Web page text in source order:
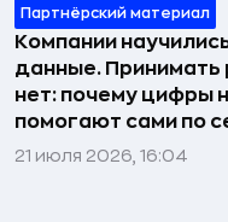
Партнёрский материал
Компании
данные.
нет: почему цифры
помогают сами по
21 июля 2026, 16:04